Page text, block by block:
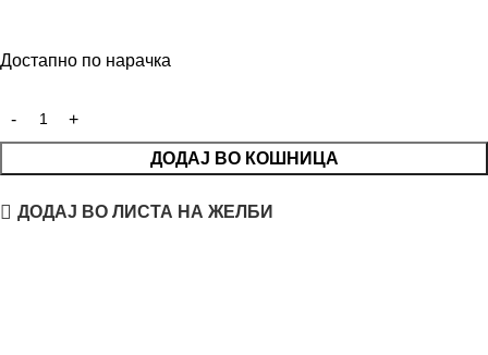
Достапно по нарачка
ДОДАЈ ВО КОШНИЦА
ДОДАЈ ВО ЛИСТА НА ЖЕЛБИ